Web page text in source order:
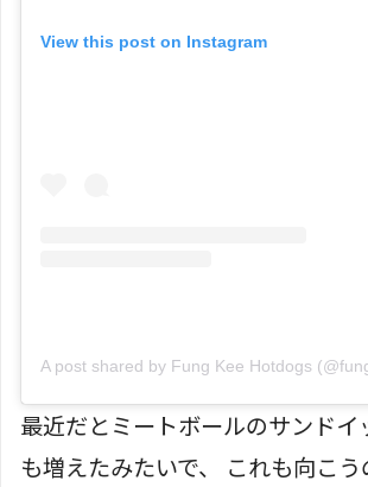
View this post on Instagram
A post shared by Fung Kee Hotdogs
最近だとミートボールのサンドイ
も増えたみたいで、 これも向こ